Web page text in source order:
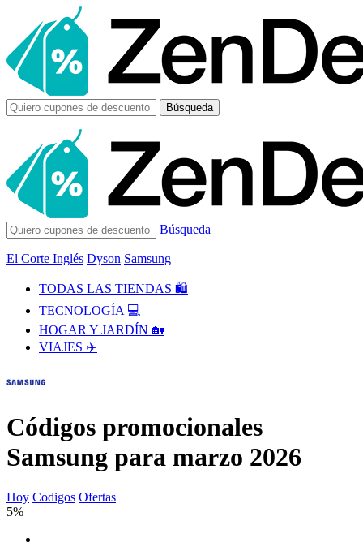
Búsqueda
Búsqueda
El Corte Inglés Dyson Samsung
TODAS LAS TIENDAS 🛍️
TECNOLOGÍA 💻
HOGAR Y JARDÍN 🏡
VIAJES ✈️
Códigos promocionales
Samsung para marzo 2026
Hoy Codigos Ofertas
5%